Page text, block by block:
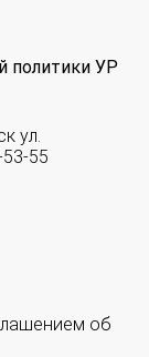
политики УР
ул.
55
об